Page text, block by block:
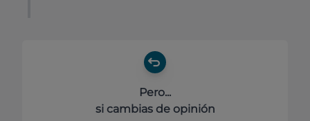
Pero...
si cambias de opinión